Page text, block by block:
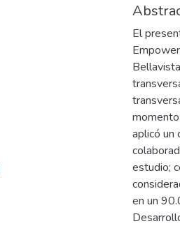
El
aplicó un
estudio;
en un